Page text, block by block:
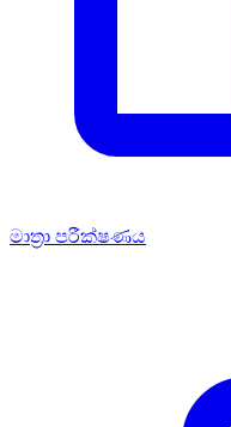
මාත්‍රා පරීක්ෂණය